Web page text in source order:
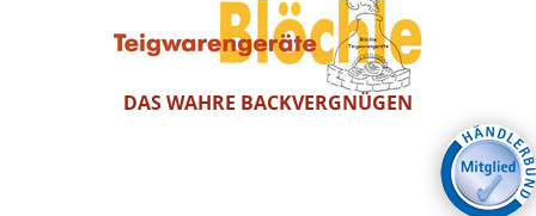
DAS WAHRE BACKVERGNÜGEN